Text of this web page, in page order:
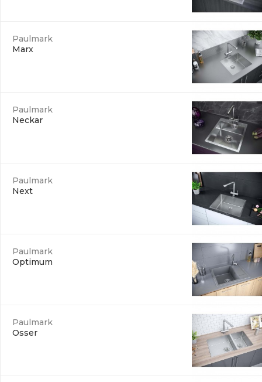
Paulmark
Marx
Paulmark
Neckar
Paulmark
Next
Paulmark
Optimum
Paulmark
Osser